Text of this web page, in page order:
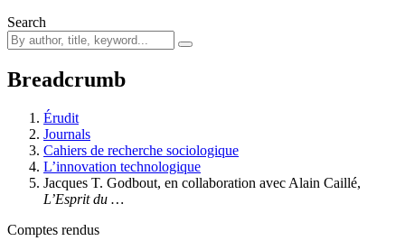
Search
Breadcrumb
Érudit
Journals
Cahiers de recherche sociologique
L’innovation technologique
Jacques T. Godbout, en collaboration avec Alain Caillé,
L’Esprit du …
Comptes rendus